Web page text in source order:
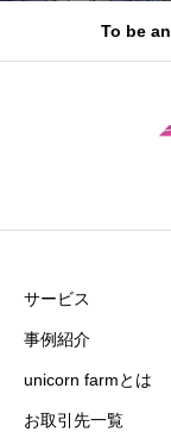
To be
サービス
事例紹介
unicorn farmとは
お取引先一覧